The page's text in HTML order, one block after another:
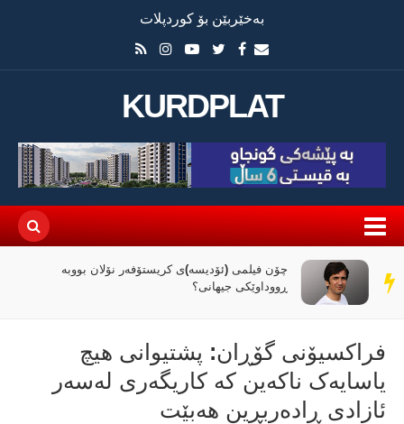
بەخێربێن بۆ کوردپلات
KURDPLAT
سەر
دێڕ
چۆن فیلمی (ئۆدیسە)ی کریستۆفەر نۆلان بووبە
ڕووداوێکی جیهانی؟
فراکسیۆنی گۆڕان: پشتیوانی ھیچ
یاسایەک ناکەین کە کاریگەری لەسەر
ئازادی ڕادەربڕین ھەبێت